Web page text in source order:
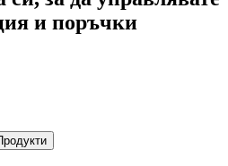
и поръчки